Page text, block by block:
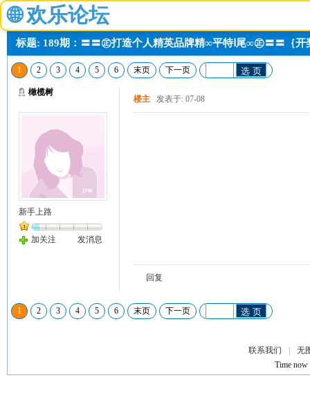
🌐 欢乐论坛
标题: 189期：〓〓㊣打造个人精英品牌精∞平特Ⅰ尾∞㊣〓〓｛开
1 2 3 4 5 6 末页 下一页 选 页
橄榄树
新手上路
加关注 发消息
楼主 发表于: 07-08
回复
1 2 3 4 5 6 末页 下一页 选 页
联系我们
无
Time now